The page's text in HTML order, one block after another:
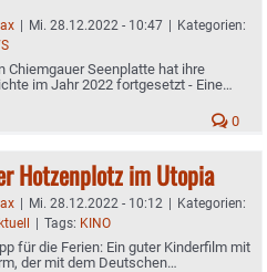
| Mi. 28.12.2022 - 10:47 | Kategorien:
Chiemgauer Seenplatte hat ihre
im Jahr 2022 fortgesetzt - Eine
0
Hotzenplotz im Utopia
| Mi. 28.12.2022 - 10:12 | Kategorien:
| Tags: KINO
für die Ferien: Ein guter Kinderfilm mit
der mit dem Deutschen